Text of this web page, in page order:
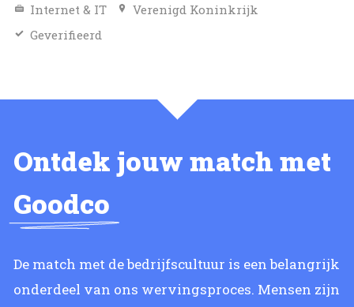
Internet & IT
Verenigd Koninkrijk
Geverifieerd
Ontdek jouw match met
Goodco
De match met de bedrijfscultuur is een belangrijk
onderdeel van ons wervingsproces. Mensen zijn